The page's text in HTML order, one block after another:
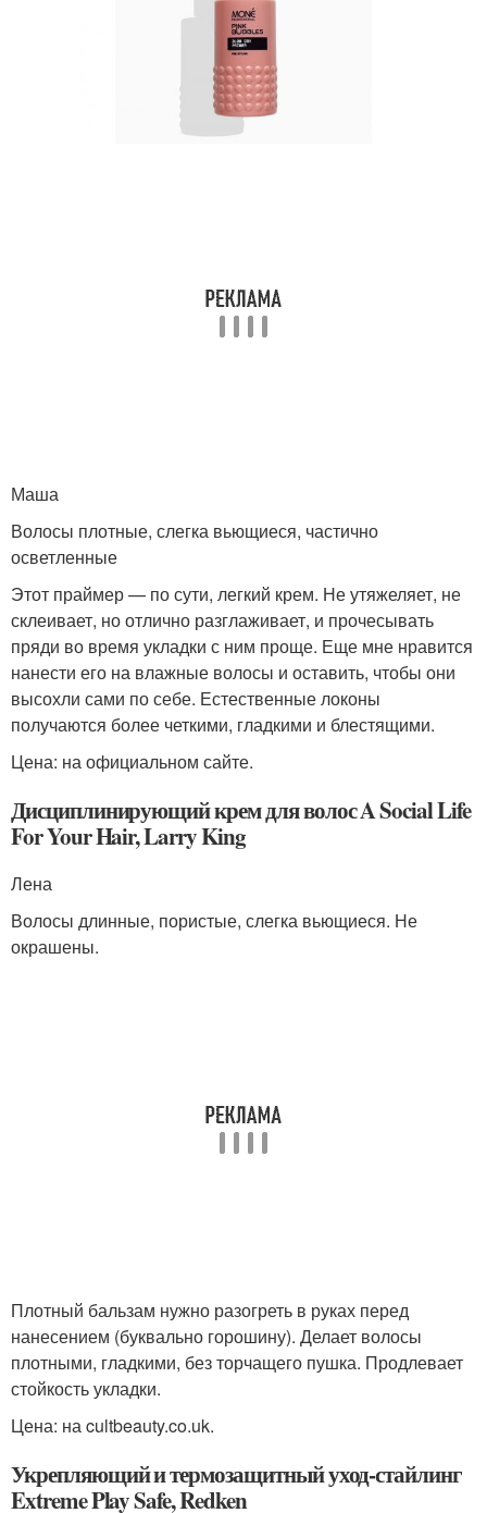
Маша
Волосы плотные, слегка вьющиеся, частично
осветленные
Этот праймер — по сути, легкий крем. Не утяжеляет, не
склеивает, но отлично разглаживает, и прочесывать
пряди во время укладки с ним проще. Еще мне нравится
нанести его на влажные волосы и оставить, чтобы они
высохли сами по себе. Естественные локоны
получаются более четкими, гладкими и блестящими.
Цена: на официальном сайте.
Дисциплинирующий крем для волос A Social Life
For Your Hair, Larry King
Лена
Волосы длинные, пористые, слегка вьющиеся. Не
окрашены.
Плотный бальзам нужно разогреть в руках перед
нанесением (буквально горошину). Делает волосы
плотными, гладкими, без торчащего пушка. Продлевает
стойкость укладки.
Цена: на cultbeauty.co.uk.
Укрепляющий и термозащитный уход-стайлинг
Extreme Play Safe, Redken